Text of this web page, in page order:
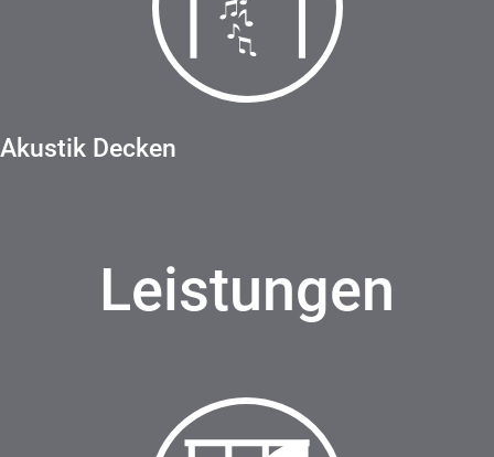
Akustik Decken
Leistungen